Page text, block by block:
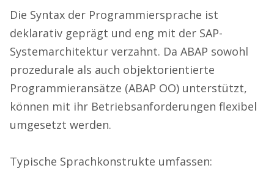
Die Syntax der Programmiersprache ist
deklarativ geprägt und eng mit der SAP-
Systemarchitektur verzahnt. Da ABAP sowohl
prozedurale als auch objektorientierte
Programmieransätze (ABAP OO) unterstützt,
können mit ihr Betriebsanforderungen flexibel
umgesetzt werden.
Typische Sprachkonstrukte umfassen: